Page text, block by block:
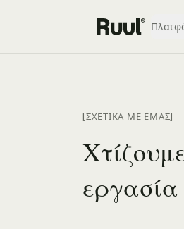
Αρχική Ruul
[ΣΧΕΤΙΚΑ ΜΕ ΕΜΑΣ]